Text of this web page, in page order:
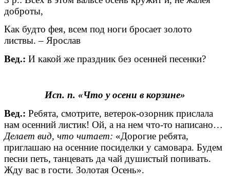
доброты,
Как будто фея, всем под ноги бросает золото
листвы. – Ярослав
Вед.: И какой же праздник без осенней песенки?
Исп. п. «Что у осени в корзине»
Вед.: Ребята, смотрите, ветерок-озорник прислала
нам осенний листик! Ой, а на нем что-то написано…
Делает вид, что читает: «Дорогие ребята,
приглашаю на осенние посиделки у самовара. Будем
песни петь, танцевать да чай душистый попивать.
Жду вас в гости. Золотая Осень».